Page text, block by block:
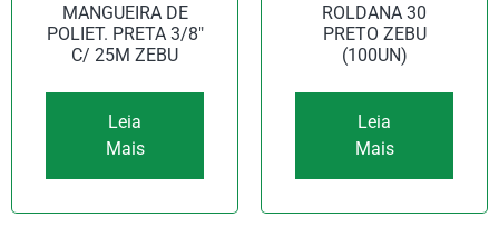
MANGUEIRA DE
POLIET. PRETA 3/8″
C/ 25M ZEBU
Leia
Mais
ROLDANA 30
PRETO ZEBU
(100UN)
Leia
Mais